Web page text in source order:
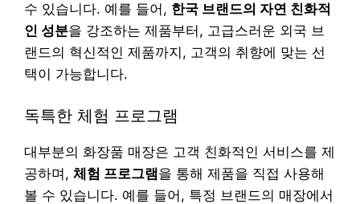
수 있습니다. 예를 들어, 한국 브랜드의 자연 친화적
인 성분을 강조하는 제품부터, 고급스러운 외국 브
랜드의 혁신적인 제품까지, 고객의 취향에 맞는 선
택이 가능합니다.
독특한 체험 프로그램
대부분의 화장품 매장은 고객 친화적인 서비스를 제
공하며, 체험 프로그램을 통해 제품을 직접 사용해
볼 수 있습니다. 예를 들어, 특정 브랜드의 매장에서